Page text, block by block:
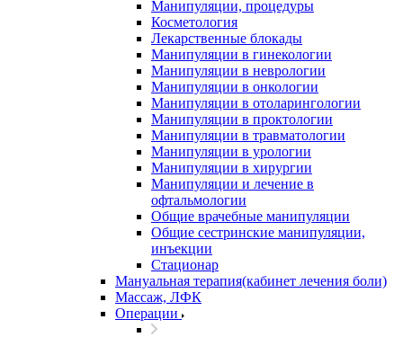
Манипуляции, процедуры
Косметология
Лекарственные блокады
Манипуляции в гинекологии
Манипуляции в неврологии
Манипуляции в онкологии
Манипуляции в отоларингологии
Манипуляции в проктологии
Манипуляции в травматологии
Манипуляции в урологии
Манипуляции в хирургии
Манипуляции и лечение в
офтальмологии
Общие врачебные манипуляции
Общие сестринские манипуляции,
инъекции
Стационар
Мануальная терапия(кабинет лечения боли)
Массаж, ЛФК
Операции